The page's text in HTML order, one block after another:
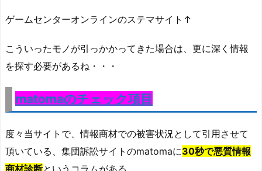
ゲームセンターオンラインのステマサイト↑
こういったモノが引っかかってきた場合は、更に深く情報
を探す必要があるね・・・
matomaのチェック項目
度々当サイトで、情報商材での被害状況として引用させて
頂いている、集団訴訟サイトのmatomaに30秒で悪質情報
商材診断というコラムがある。